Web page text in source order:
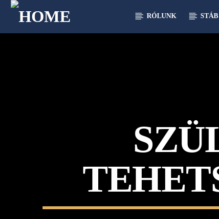
RÓLUNK STÁB